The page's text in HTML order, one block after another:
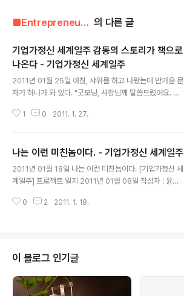
■Entrepreneur■■■/Entrepreneur's Way 의 다른 글
기업가정신 세계일주 감동의 스토리가 책으로
나온다 - 기업가정신 세계일주
2011년 01월 25일 아침, 샤워를 하고 나왔는데 반가운 문
자가 하나가 와 있다. "굿모닝, 사장님께 말씀드렸어요. 계
출판사 담당자(KnP Books 양팀장님)로부터 온 문자다.
기획때문에 만나려고 했다. 혜리가 그녀에게 날 추천한 것
이다. 나는 출판 관련 인터뷰도 인터뷰지만, 당시에도 내 책
을 내고 싶은 욕심이 있었기에 이야기를 했다. 그러다가 시
에서야 출국하기 전에 출판 준비를 해놓고 가기 위해 본격
1 0 2011. 1. 27.
나는 이런 미친놈이다. - 기업가정신 세계일주
2011년 01월 18일 나는 이런 미친놈이다. [기업가정신 세
계일주] 프로젝트 일지 2011년 01월 08일 작성자 : 윤승
로젝트로 봤을때에는 2차 출국이지만 나한테는 WET 프
부터 두근거리고 있었다. 역시 내가 아는 송정현은 미친놈
이다!! 나같았음 지금 이대로 출국하기에는 힘들었을 것이
다. 좀 더 있다가 비용이 더 모이면 가자고 했겠지만 내가아
는 미친놈 송정현군께서 질러버리셨다. ㅋㅋ 내가 송정현
0 2 2011. 1. 18.
이 블로그 인기글